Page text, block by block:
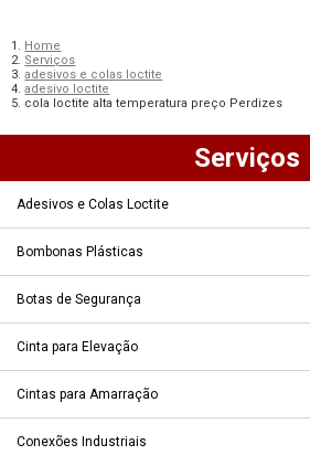
Home
Serviços
adesivos e colas loctite
adesivo loctite
cola loctite alta temperatura preço Perdizes
Serviços
Adesivos e Colas Loctite
Bombonas Plásticas
Botas de Segurança
Cinta para Elevação
Cintas para Amarração
Conexões Industriais